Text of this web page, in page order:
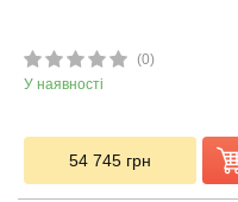
(0)
У наявності
54 745 грн